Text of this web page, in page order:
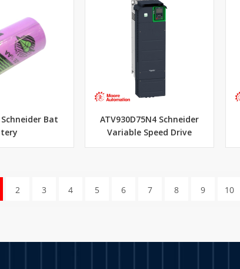
Schneider Bat
tery
ATV930D75N4 Schneider
Variable Speed Drive
2 3 4 5 6 7 8 9 10